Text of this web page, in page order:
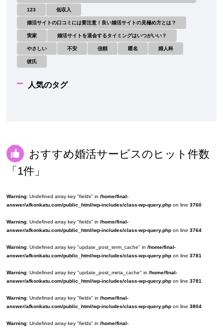
123 低収入
婚活サイトの口コミには要注意！良い婚活サイトの見極め方とは？
実家 婚活サイトを退会するタイミングはいつがいい？
やさしい 不安 信頼 匿名 婦人科
彼氏
人気のタグ
おすすめ婚活サービスのヒット件数
「1件」
Warning: Undefined array key "fields" in/home/final-
answer/afkonkatu.com/public_html/wp-includes/class-wp-query.php on line3760
Warning: Undefined array key "fields" in/home/final-
answer/afkonkatu.com/public_html/wp-includes/class-wp-query.php on line3764
Warning: Undefined array key "update_post_term_cache" in/home/final-
answer/afkonkatu.com/public_html/wp-includes/class-wp-query.php on line3781
Warning: Undefined array key "update_post_meta_cache" in/home/final-
answer/afkonkatu.com/public_html/wp-includes/class-wp-query.php on line3781
Warning: Undefined array key "fields" in/home/final-
answer/afkonkatu.com/public_html/wp-includes/class-wp-query.php on line3804
Warning: Undefined array key "fields" in/home/final-